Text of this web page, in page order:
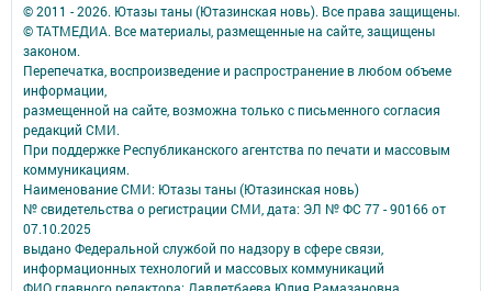
© 2011 - 2026. Ютазы таны (Ютазинская новь). Все права защищены.
© ТАТМЕДИА. Все материалы, размещенные на сайте, защищены
законом.
Перепечатка, воспроизведение и распространение в любом объеме
информации,
размещенной на сайте, возможна только с письменного согласия
редакций СМИ.
При поддержке Республиканского агентства по печати и массовым
коммуникациям.
Наименование СМИ: Ютазы таны (Ютазинская новь)
№ свидетельства о регистрации СМИ, дата: ЭЛ № ФС 77 - 90166 от
07.10.2025
выдано Федеральной службой по надзору в сфере связи,
информационных технологий и массовых коммуникаций